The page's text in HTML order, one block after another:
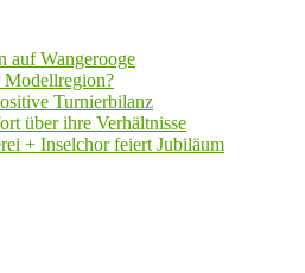
auf Wangerooge
Modellregion?
Turnierbilanz
über ihre Verhältnisse
+ Inselchor feiert Jubiläum